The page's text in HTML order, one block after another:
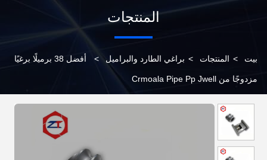
المنتجات
بيت > المنتجات > براغي الطارد والبراميل > أفضل 38 برميلًا برغيًا
مزدوجًا من Crmoala Pipe Pp Jwell